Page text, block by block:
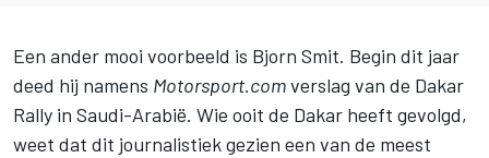
Een ander mooi voorbeeld is Bjorn Smit. Begin dit jaar
deed hij namens Motorsport.comverslag van de Dakar
Rally in Saudi-Arabië. Wie ooit de Dakar heeft gevolgd,
weet dat dit journalistiek gezien een van de meest